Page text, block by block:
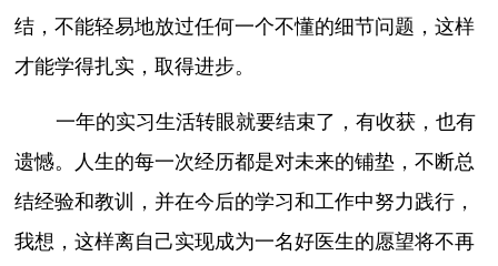
结，不能轻易地放过任何一个不懂的细节问题，这样
才能学得扎实，取得进步。
一年的实习生活转眼就要结束了，有收获，也有
遗憾。人生的每一次经历都是对未来的铺垫，不断总
结经验和教训，并在今后的学习和工作中努力践行，
我想，这样离自己实现成为一名好医生的愿望将不再